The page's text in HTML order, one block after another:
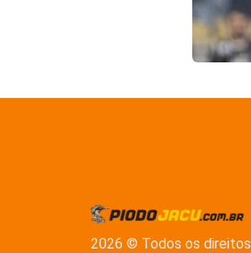
2026 © Todos os direitos